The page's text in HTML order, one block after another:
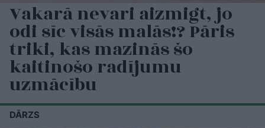
Vakarā nevari aizmigt, jo
odi sīc visās malās!? Pāris
triki, kas mazinās šo
kaitinošo radījumu
uzmācību
DĀRZS